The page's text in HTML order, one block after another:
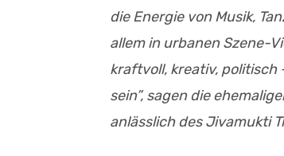
die Energie von Musik,
allem in urbanen Szene-
kraftvoll, kreativ, politisch
sein”, sagen die
anlässlich des Jivamukti